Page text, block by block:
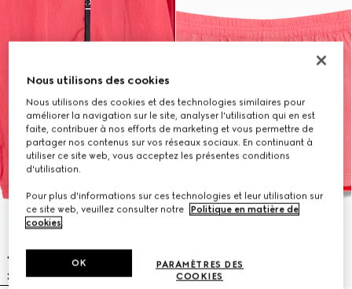
Nous utilisons des cookies
Nous utilisons des cookies et des technologies similaires pour
améliorer la navigation sur le site, analyser l'utilisation qui en est
faite, contribuer à nos efforts de marketing et vous permettre de
partager nos contenus sur vos réseaux sociaux. En continuant à
utiliser ce site web, vous acceptez les présentes conditions
d'utilisation.
Pour plus d'informations sur ces technologies et leur utilisation sur
ce site web, veuillez consulter notre
Politique en matière de
cookies.
PARAMÈTRES DES
COOKIES
OK